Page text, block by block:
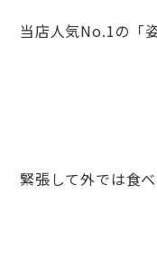
当店人気No.1の「
緊張して外では食